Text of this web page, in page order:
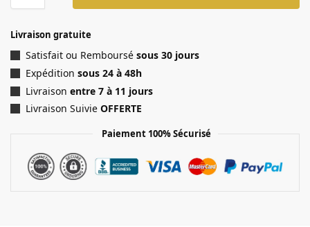
Livraison gratuite
Satisfait ou Remboursé sous 30 jours
Expédition sous 24 à 48h
Livraison entre 7 à 11 jours
Livraison Suivie OFFERTE
Paiement 100% Sécurisé